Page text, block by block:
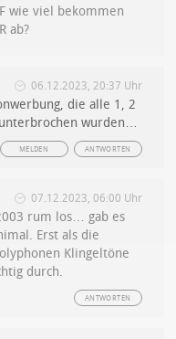
wie viel bekommen
ab?
06.12.2023, 20:37 Uhr
die alle 1, 2
wurden…
ANTWORTEN
MELDEN
07.12.2023, 06:00 Uhr
rum los… gab es
Erst als die
Klingeltöne
durch.
ANTWORTEN